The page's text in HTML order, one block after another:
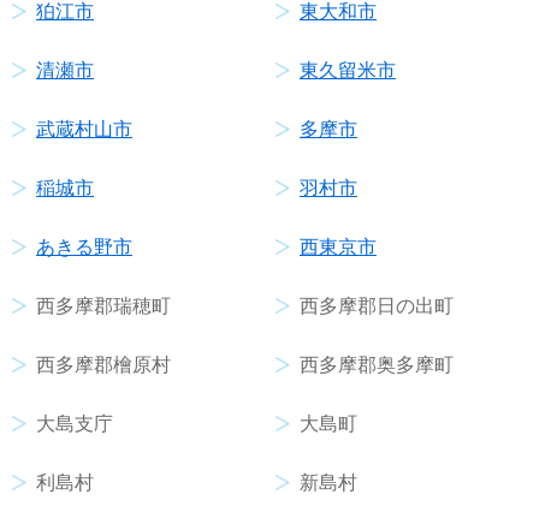
狛江市 東大和市
清瀬市 東久留米市
武蔵村山市 多摩市
稲城市 羽村市
あきる野市 西東京市
西多摩郡瑞穂町 西多摩郡日の出町
西多摩郡檜原村 西多摩郡奥多摩町
大島支庁 大島町
利島村 新島村